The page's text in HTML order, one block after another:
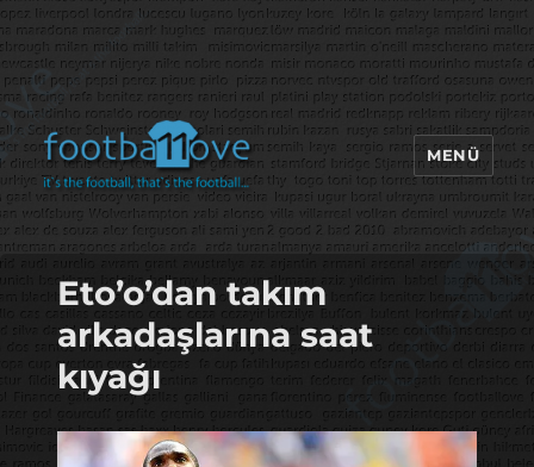
footbaLLove
MENÜ
Eto’o’dan takım
arkadaşlarına saat
kıyağı